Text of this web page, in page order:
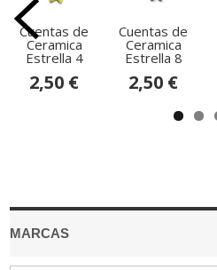
MARCAS
Cuentas de
Ceramica
Estrella 4
2,50 €
Cuentas de
Ceramica
Estrella 8
2,50 €